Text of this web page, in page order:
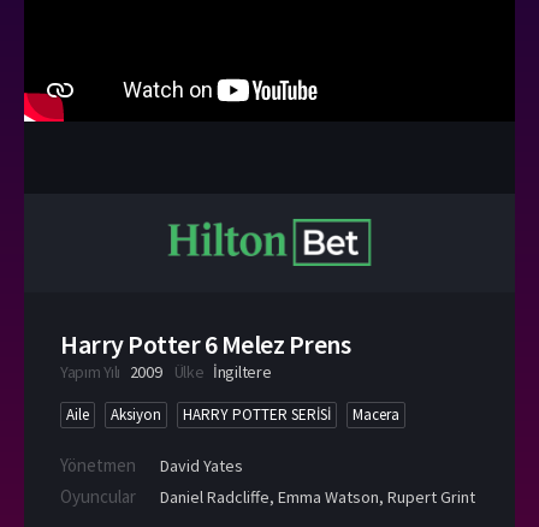
Harry Potter 6 Melez Prens
Yapım Yılı 2009 Ülke İngiltere
Aile Aksiyon HARRY POTTER SERİSİ Macera
Yönetmen David Yates
Oyuncular Daniel Radcliffe, Emma Watson, Rupert Grint